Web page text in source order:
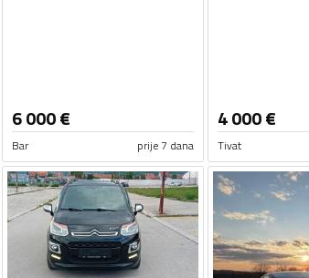
6 000€
Bar prije 7 dana
4 000€
Tivat